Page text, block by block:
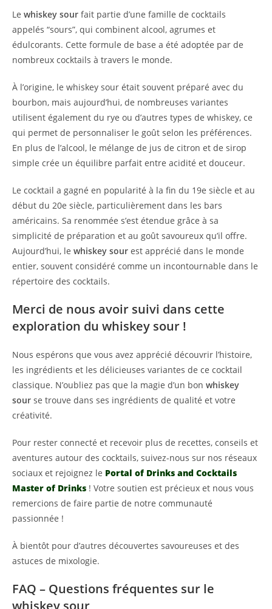
Le whiskey sour fait partie d’une famille de cocktails
appelés “sours”, qui combinent alcool, agrumes et
édulcorants. Cette formule de base a été adoptée par de
nombreux cocktails à travers le monde.
À l’origine, le whiskey sour était souvent préparé avec du
bourbon, mais aujourd’hui, de nombreuses variantes
utilisent également du rye ou d’autres types de whiskey, ce
qui permet de personnaliser le goût selon les préférences.
En plus de l’alcool, le mélange de jus de citron et de sirop
simple crée un équilibre parfait entre acidité et douceur.
Le cocktail a gagné en popularité à la fin du 19e siècle et au
début du 20e siècle, particulièrement dans les bars
américains. Sa renommée s’est étendue grâce à sa
simplicité de préparation et au goût savoureux qu’il offre.
Aujourd’hui, le whiskey sour est apprécié dans le monde
entier, souvent considéré comme un incontournable dans le
répertoire des cocktails.
Merci de nous avoir suivi dans cette
exploration du whiskey sour !
Nous espérons que vous avez apprécié découvrir l’histoire,
les ingrédients et les délicieuses variantes de ce cocktail
classique. N’oubliez pas que la magie d’un bon whiskey
sour se trouve dans ses ingrédients de qualité et votre
créativité.
Pour rester connecté et recevoir plus de recettes, conseils et
aventures autour des cocktails, suivez-nous sur nos réseaux
sociaux et rejoignez le Portal of Drinks and Cocktails
Master of Drinks ! Votre soutien est précieux et nous vous
remercions de faire partie de notre communauté
passionnée !
À bientôt pour d’autres découvertes savoureuses et des
astuces de mixologie.
FAQ – Questions fréquentes sur le